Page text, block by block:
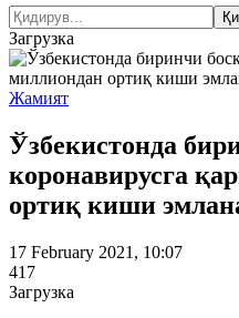
Загрузка
Жамият
Ўзбекистонда
коронавирусга
ортиқ киши
17 February 2021, 10:07
417
Загрузка